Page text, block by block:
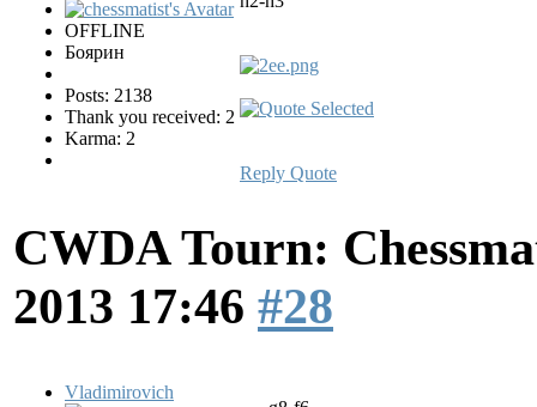
OFFLINE
Боярин
Posts: 2138
Thank you received: 2
Karma: 2
Reply Quote
CWDA Tourn:
2013 17:46 #28
Vladimirovich